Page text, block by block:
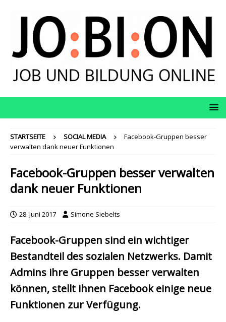
STARTSEITE SOCIAL MEDIA
Facebook-Gruppen besser
verwalten dank neuer Funktionen
Facebook-Gruppen besser verwalten
dank neuer Funktionen
28. Juni 2017 Simone Siebelts
Facebook-Gruppen sind ein wichtiger
Bestandteil des sozialen Netzwerks. Damit
Admins ihre Gruppen besser verwalten
können, stellt ihnen Facebook einige neue
Funktionen zur Verfügung.